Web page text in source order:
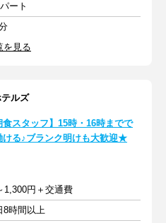
ート
を見る
ルズ
食スタッフ】15時・16時までで
ける♪ブランク明けも大歓迎★
1,300円＋交通費
8時間以上